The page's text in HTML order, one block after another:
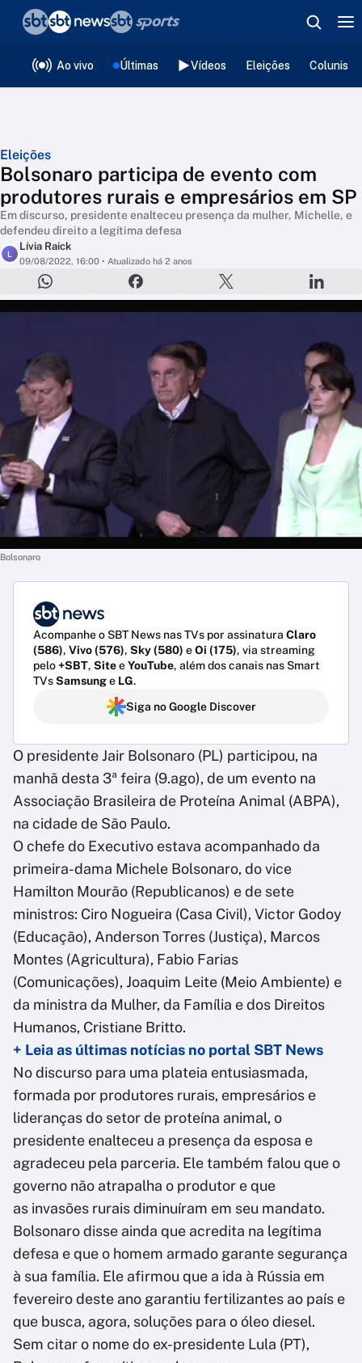
Ao vivo Últimas Vídeos Eleições
Eleições
Bolsonaro participa de evento com
produtores rurais e empresários em SP
Em discurso, presidente enalteceu presença da mulher, Michelle, e
defendeu direito a legítima defesa
L
Lívia Raick
09/08/2022, 16:00 • Atualizado há 2 anos
Bolsonaro
Acompanhe o SBT News nas TVs por assinatura Claro
(586), Vivo (576), Sky (580) eOi (175), via streaming
pelo+SBT, SiteeYouTube, além dos canais nas Smart
TVsSamsunge LG.
Siga no Google Discover
O presidente Jair Bolsonaro (PL) participou, na
manhã desta 3ª feira (9.ago), de um evento na
Associação Brasileira de Proteína Animal (ABPA),
na cidade de São Paulo.
O chefe do Executivo estava acompanhado da
primeira-dama Michele Bolsonaro, do vice
Hamilton Mourão (Republicanos) e de sete
ministros: Ciro Nogueira (Casa Civil), Victor Godoy
(Educação), Anderson Torres (Justiça), Marcos
Montes (Agricultura), Fabio Farias
(Comunicações), Joaquim Leite (Meio Ambiente) e
da ministra da Mulher, da Família e dos Direitos
Humanos, Cristiane Britto.
+ Leia as últimas notícias no portal SBT News
No discurso para uma plateia entusiasmada,
formada por produtores rurais, empresários e
lideranças do setor de proteína animal, o
presidente enalteceu a presença da esposa e
agradeceu pela parceria. Ele também falou que o
governo não atrapalha o produtor e que
as invasões rurais diminuíram em seu mandato.
Bolsonaro disse ainda que acredita na legítima
defesa e que o homem armado garante segurança
à sua família. Ele afirmou que a ida à Rússia em
fevereiro deste ano garantiu fertilizantes ao país e
que busca, agora, soluções para o óleo diesel.
Sem citar o nome do ex-presidente Lula (PT),
❮voltar
Editorias